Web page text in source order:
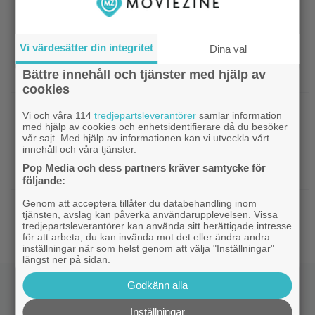
”Gilmore Girls” fyller 25 år –
Quiz|Filmquiz: 25 år av klassiker – vad minns du
om filmåret 2001?
Netflix |Netflix har lagt ned David Finchers
amerikanska ”Squid Game”-spinoff
Kommande filmer
Lionsgate-chefen har ett svar
Kommande filmer|Adam Sandler återförenar
gänget i ”Grown Ups 3” – delar en första bild
Vi värdesätter din integritet Dina val
Bättre innehåll och tjänster med hjälp av
cookies
Vi och våra 114tredjepartsleverantörer samlar information
med hjälp av cookies och enhetsidentifierare då du besöker
vår sajt. Med hjälp av informationen kan vi utveckla vårt
innehåll och våra tjänster.
Pop Media och dess partners kräver samtycke för
följande:
Genom att acceptera tillåter du databehandling inom
tjänsten, avslag kan påverka användarupplevelsen. Vissa
tredjepartsleverantörer kan använda sitt berättigade intresse
för att arbeta, du kan invända mot det eller ändra andra
inställningar när som helst genom att välja "Inställningar"
längst ner på sidan.
Godkänn alla
Inställningar